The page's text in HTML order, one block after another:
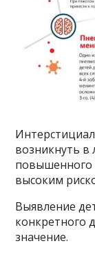
возникнуть в
повышенного
высоким
Выявление
конкретного
значение.